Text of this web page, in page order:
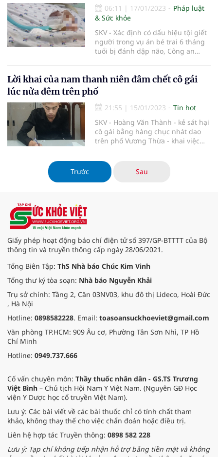
06:11 | 17/01/2023
Pháp luật
& Sức khỏe
SKV - Xác định có dấu hiệu tội giết
người trong vụ án bé trai 6 tháng
tuổi bị đánh dập não, Công an
đếnCơ quan CSĐT Công an TPHCM
để thụ lý điều tra theo thẩm
quyền.
Lời khai của nam thanh niên đâm chết cô gái
lúc nửa đêm trên phố
21:55 | 15/01/2023
Tin hot
SKV - Hoàng Văn Thành - kẻ sát hại
cô gái bằng hàng chục nhát dao
trên phố Vương Thừa - khai việc
của Thành), vì P. đã có người yêu
Trước Sau
Giấy phép hoạt động báo chí điện tử số 397/GP-BTTTT của Bộ
thông tin và truyền thông cấp ngày 28/06/2021.
Tổng Biên Tập: ThS Nhà báo Chúc Kim Vinh
Tổng thư ký tòa soạn: Nhà báo Nguyễn Khải
Trụ sở chính: Tầng 2, Căn 03NV03, khu đô thị Lideco, Hoài Đức
, Hà Nội
Hotline: 0898582228. Email: toasoansuckhoeviet@gmail.com
Văn phòng TP.HCM: 909 Âu cơ, Phường Tân Sơn Nhì, TP Hồ
Chí Minh
Hotline: 0949.737.666
Cố vấn chuyên môn: Thầy thuốc nhân dân - GS.TS Trương
Việt Bình – Chủ tịch Hội Nam Y Việt Nam. (Nguyên GĐ Học
viện Y Dược học cổ truyền Việt Nam).
Lưu ý: Các bài viết về các bài thuốc chỉ có tính chất tham
khảo, không thay thế cho việc chẩn đoán hoặc điều trị.
Liên hệ hợp tác Truyền thông: 0898 582 228
Lưu ý: Tạp chí không tiếp nhận hỗ trợ bằng tiền mặt và không